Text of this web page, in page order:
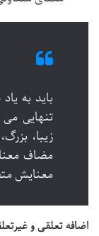
باید به
تنهایی
زیبا،
مضاف
معنایش
اضافه تعلقی و